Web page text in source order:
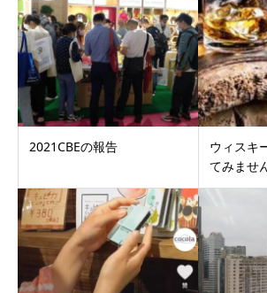
2021CBEの報告
ウィスキ
てみませ